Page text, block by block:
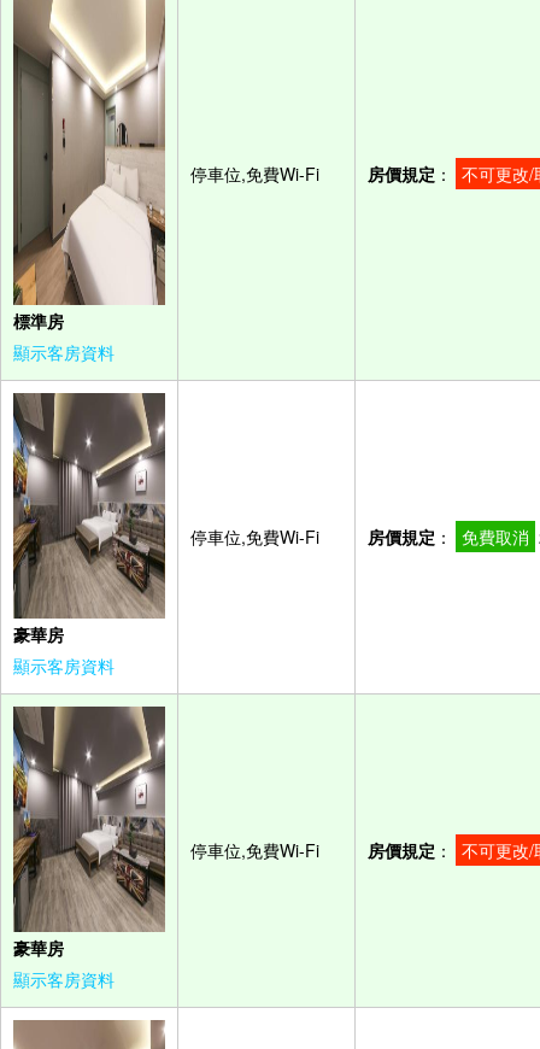
標準房
顯示客房資料
停車位,免費Wi-Fi 房價規定 ： 不可更改/
豪華房
顯示客房資料
停車位,免費Wi-Fi 房價規定 ： 免費取消
豪華房
顯示客房資料
停車位,免費Wi-Fi 房價規定 ： 不可更改/